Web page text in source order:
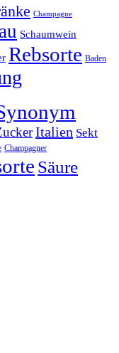
Champagne
Schaumwein
Rebsorte Baden
Italien Sekt
Champagner
Säure